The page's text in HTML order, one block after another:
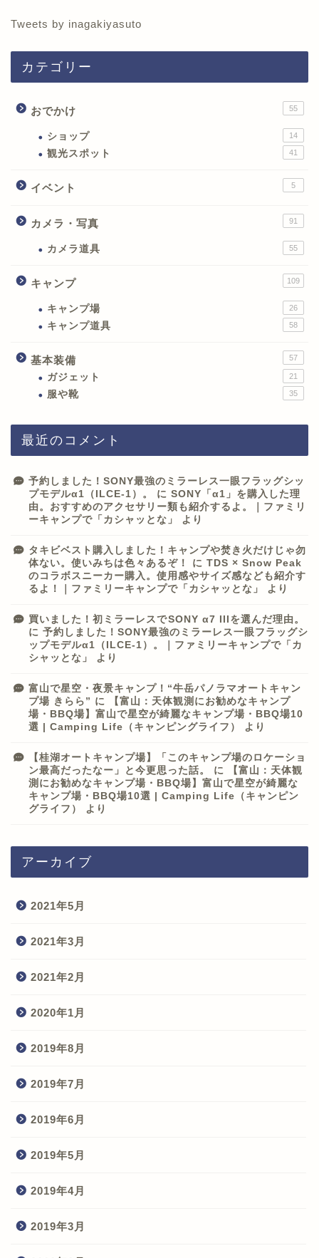
Tweets by inagakiyasuto
カテゴリー
おでかけ 55
ショップ 14
観光スポット 41
イベント 5
カメラ・写真 91
カメラ道具 55
キャンプ 109
キャンプ場 26
キャンプ道具 58
基本装備 57
ガジェット 21
服や靴 35
最近のコメント
予約しました！SONY最強のミラーレス一眼フラッグシッ
プモデルα1（ILCE-1）。
に SONY「α1」を購入した理
由。おすすめのアクセサリー類も紹介するよ。｜ファミリ
ーキャンプで「カシャッとな」
より
タキビベスト購入しました！キャンプや焚き火だけじゃ勿
体ない。使いみちは色々あるぞ！
に TDS × Snow Peak
のコラボスニーカー購入。使用感やサイズ感なども紹介す
るよ！｜ファミリーキャンプで「カシャッとな」
より
買いました！初ミラーレスでSONY α7 IIIを選んだ理由。
に 予約しました！SONY最強のミラーレス一眼フラッグシ
ップモデルα1（ILCE-1）。｜ファミリーキャンプで「カ
シャッとな」
より
富山で星空・夜景キャンプ！“牛岳パノラマオートキャン
プ場 きらら” に
【富山：天体観測にお勧めなキャンプ
場・BBQ場】富山で星空が綺麗なキャンプ場・BBQ場10
選 | Camping Life（キャンピングライフ）
より
【桂湖オートキャンプ場】「このキャンプ場のロケーショ
ン最高だったなー」と今更思った話。
に
【富山：天体観
測にお勧めなキャンプ場・BBQ場】富山で星空が綺麗な
キャンプ場・BBQ場10選 | Camping Life（キャンピン
グライフ）
より
アーカイブ
2021年5月
2021年3月
2021年2月
2020年1月
2019年8月
2019年7月
2019年6月
2019年5月
2019年4月
2019年3月